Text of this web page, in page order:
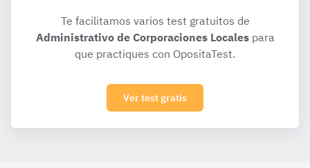
Te facilitamos varios test gratuitos de
Administrativo de Corporaciones Localespara
que practiques con OpositaTest.
Ver test gratis